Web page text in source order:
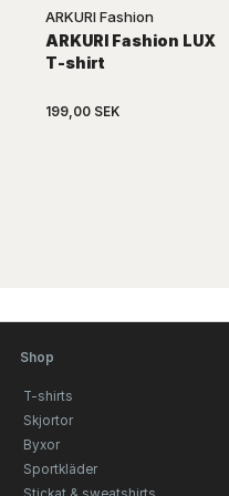
ARKURI Fashion
ARKURI Fashion LUX
T-shirt
199,00 SEK
Shop
T-shirts
Skjortor
Byxor
Sportkläder